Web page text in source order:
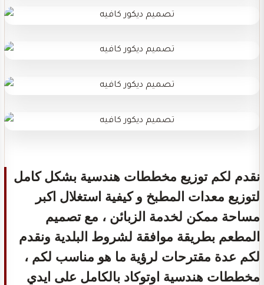
نقدم لكم توزيع مخططات هندسية بشكل كامل
لتوزيع معدات المطبخ و كيفية استغلال اكبر
مساحة ممكن لخدمة الزبائن ، مع تصميم
المطعم بطريقة موافقة لشروط البلدية ونقدم
لكم عدة مقترحات لرؤية ما هو مناسب لكم ،
مخططات هندسية اوتوكاد بالكامل على ايدي